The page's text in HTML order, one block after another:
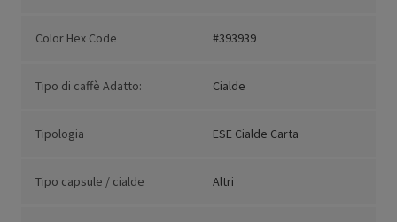
Color Hex Code #393939
Tipo di caffè Adatto: Cialde
Tipologia ESE Cialde Carta
Tipo capsule / cialde Altri